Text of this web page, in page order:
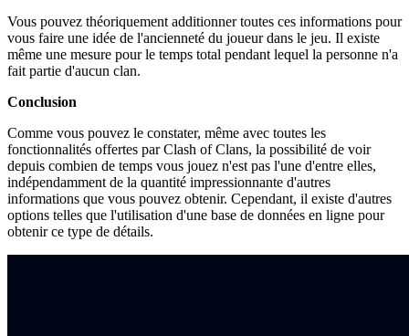
Vous pouvez théoriquement additionner toutes ces informations pour
vous faire une idée de l'ancienneté du joueur dans le jeu. Il existe
même une mesure pour le temps total pendant lequel la personne n'a
fait partie d'aucun clan.
Conclusion
Comme vous pouvez le constater, même avec toutes les
fonctionnalités offertes par Clash of Clans, la possibilité de voir
depuis combien de temps vous jouez n'est pas l'une d'entre elles,
indépendamment de la quantité impressionnante d'autres
informations que vous pouvez obtenir. Cependant, il existe d'autres
options telles que l'utilisation d'une base de données en ligne pour
obtenir ce type de détails.